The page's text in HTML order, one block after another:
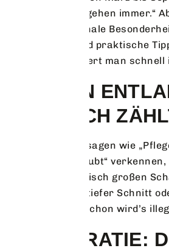
Pflegeschnitte gehen immer.“
es nicht. Regionale
Definitionen und praktische
immer. So stolpert man schnell
MYTHEN
WIRKLICH
Pauschale Aussagen wie
ganzjährig erlaubt“
Schnitte ökologisch großen
können. Ein zu tiefer Schnitt
Brutzeit – und schon wird’s
BÜROKRATIE: